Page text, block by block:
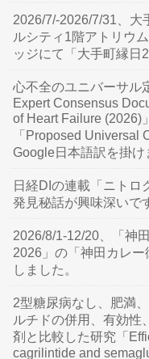
2026/7/-2026/7/31、大
ルシティ1階アトリウ
ッジにて「大手町縁日
心不全のユニバーサル
Expert Consensus
of Heart Failure (2026)
「Proposed Universal
Google日本語訳を掛け
日経DIの連載「ニトロ
発見秘話が興味深いで
2026/8/1-12/20、「神
2026」の「神田カレ
しました。
2型糖尿病なし、肥満
ルチドの併用、有効性
剤と比較した研究「
cagrilintide and